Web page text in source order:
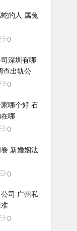
的人 属兔
0
深圳有哪
查出轨公
0
哪个好 石
哪
0
新婚姻法
0
司 广州私
0